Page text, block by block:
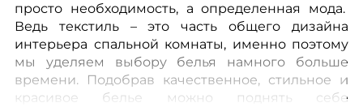
просто необходимость, а определенная мода.
Ведь текстиль – это часть общего дизайна
интерьера спальной комнаты, именно поэтому
мы уделяем выбору белья намного больше
времени. Подобрав качественное, стильное и
красивое белье можно поднять себе